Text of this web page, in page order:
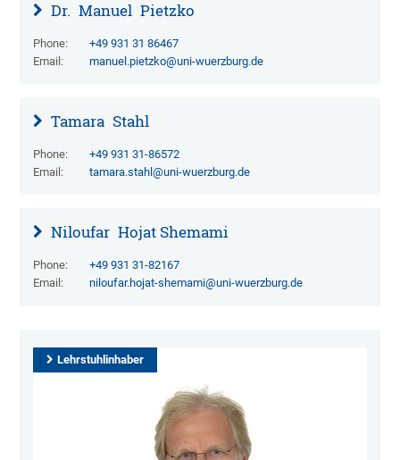
Dr. Manuel Pietzko
Phone:
+49 931 31 86467
Email:
manuel.pietzko@uni-wuerzburg.de
Tamara Stahl
Phone:
+49 931 31-86572
Email:
tamara.stahl@uni-wuerzburg.de
Niloufar Hojat Shemami
Phone:
+49 931 31-82167
Email:
niloufar.hojat-shemami@uni-wuerzburg.de
Lehrstuhlinhaber